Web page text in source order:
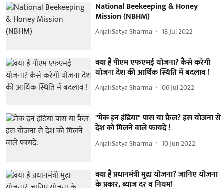
National Beekeeping & Honey
Mission (NBHM)
Anjali Satya Sharma 18 Jul 2022
क्या है पीएम एफएमई योजना? कैसे करेगी
योजना देश की आर्थिक स्थिति में बदलाव !
Anjali Satya Sharma 06 Jul 2022
"मेक इन इंडिया" पास या फ़ैल? इस योजना से
देश को मिलने वाले फायदे !
Anjali Satya Sharma 10 Jun 2022
क्या है प्रधानमंत्री मुद्रा योजना? जानिए योजना
के प्रकार, ब्याज दर व नियम!